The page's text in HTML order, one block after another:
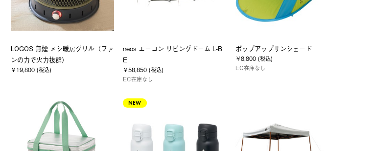
LOGOS 無煙 メシ暖房グリル（ファ
ンの力で火力抜群）
￥19,800 (税込)
neos エーコン リビングドーム L-B
E
￥58,850 (税込)
EC在庫なし
ポップアップサンシェード
￥8,800 (税込)
EC在庫なし
NEW